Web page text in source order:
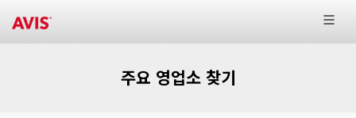
주요 영업소 찾기